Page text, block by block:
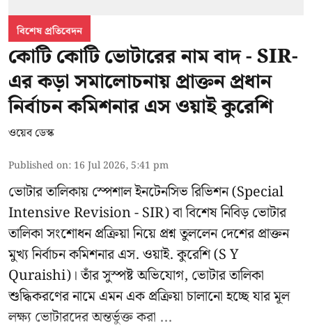
বিশেষ প্রতিবেদন
কোটি কোটি ভোটারের নাম বাদ - SIR-
এর কড়া সমালোচনায় প্রাক্তন প্রধান
নির্বাচন কমিশনার এস ওয়াই কুরেশি
ওয়েব ডেস্ক
Published on: 16 Jul 2026, 5:41 pm
ভোটার তালিকায় স্পেশাল ইনটেনসিভ রিভিশন (Special
Intensive Revision - SIR) বা বিশেষ নিবিড় ভোটার
তালিকা সংশোধন প্রক্রিয়া নিয়ে প্রশ্ন তুললেন দেশের প্রাক্তন
মুখ্য নির্বাচন কমিশনারএস. ওয়াই. কুরেশি(S Y
Quraishi)। তাঁর সুস্পষ্ট অভিযোগ, ভোটার তালিকা
শুদ্ধিকরণের নামে এমন এক প্রক্রিয়া চালানো হচ্ছে যার মূল
লক্ষ্য ভোটারদের অন্তর্ভুক্ত করা ...